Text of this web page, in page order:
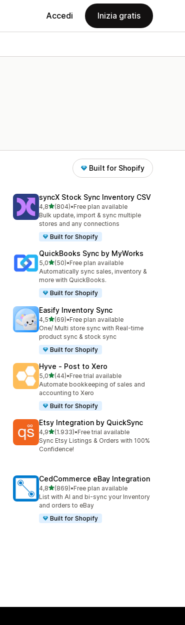
Accedi Inizia gratis
Built for Shopify
syncX Stock Sync Inventory CSV
4,8stelle su 5
(804)
804 recensioni totali
•Free plan available
Bulk update, import & sync multiple
stores and any connections
Built for Shopify
QuickBooks Sync by MyWorks
5,0stelle su 5
(50)
50 recensioni totali
•Free plan available
Automatically sync sales, inventory &
more with QuickBooks.
Built for Shopify
Easify Inventory Sync
4,5stelle su 5
(69)
69 recensioni totali
•Free plan available
One/ Multi store sync with Real-time
product sync & stock sync
Built for Shopify
Hyve ‑ Post to Xero
5,0stelle su 5
(44)
44 recensioni totali
•Free trial available
Automate bookkeeping of sales and
accounting to Xero
Built for Shopify
Etsy Integration by QuickSync
4,9stelle su 5
(1.933)
1933 recensioni totali
•Free trial available
Sync Etsy Listings & Orders with 100%
Confidence!
CedCommerce eBay Integration
4,8stelle su 5
(869)
869 recensioni totali
•Free plan available
List with AI and bi-sync your Inventory
and orders to eBay
Built for Shopify